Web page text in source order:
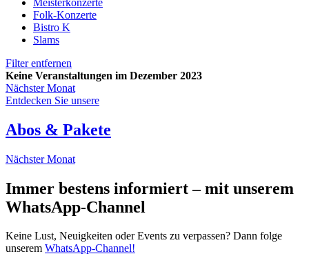
Folk-Konzerte
Bistro K
Slams
Filter entfernen
Keine Veranstaltungen im Dezember 2023
Nächster Monat
Entdecken Sie unsere
Abos & Pakete
Nächster Monat
Immer bestens informiert – mit unserem
WhatsApp-Channel
Keine Lust, Neuigkeiten oder Events zu verpassen? Dann folge
unserem WhatsApp-Channel!